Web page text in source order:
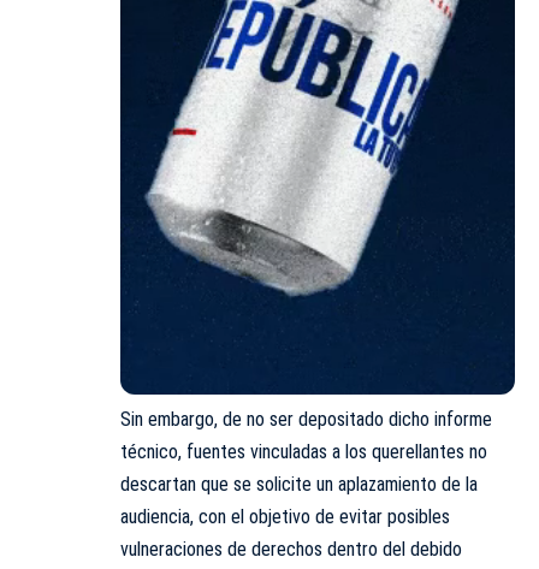
Sin embargo, de no ser depositado dicho informe
técnico, fuentes vinculadas a los querellantes no
descartan que se solicite un aplazamiento de la
audiencia, con el objetivo de evitar posibles
vulneraciones de derechos dentro del debido